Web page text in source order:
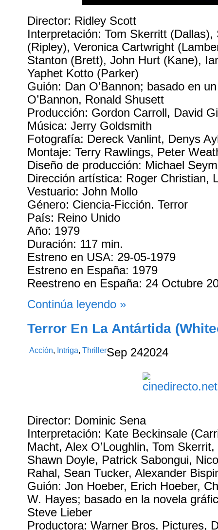
Director: Ridley Scott
Interpretación: Tom Skerritt
(Ripley), Veronica Cartwright
Stanton (Brett), John Hurt (Kane),
Yaphet Kotto (Parker)
Guión: Dan O’Bannon; basado en
O’Bannon, Ronald Shusett
Producción: Gordon Carroll, David
Música: Jerry Goldsmith
Fotografía: Dereck Vanlint, Denys
Montaje: Terry Rawlings, Peter
Diseño de producción: Michael
Dirección artística: Roger Christian,
Vestuario: John Mollo
Género: Ciencia-Ficción. Terror
País: Reino Unido
Año: 1979
Duración: 117 min.
Estreno en USA: 29-05-1979
Estreno en España: 1979
Reestreno en España: 24 Octubre
Continúa leyendo »
Terror En La Antártida
Acción, Intriga,ThrillerSep 242024
Director: Dominic Sena
Interpretación: Kate Beckinsale
Macht, Alex O’Loughlin, Tom
Shawn Doyle, Patrick Sabongui,
Rahal, Sean Tucker, Alexander
Guión: Jon Hoeber, Erich Hoeber,
W. Hayes; basado en la novela
Steve Lieber
Productora: Warner Bros. Pictures,